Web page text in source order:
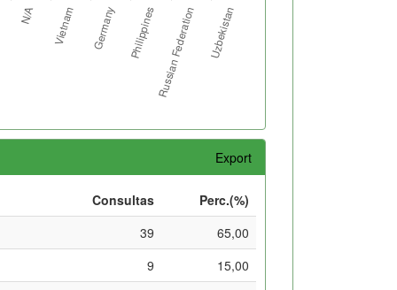
Export
Consultas
Perc.(%)
39
65,00
9
15,00